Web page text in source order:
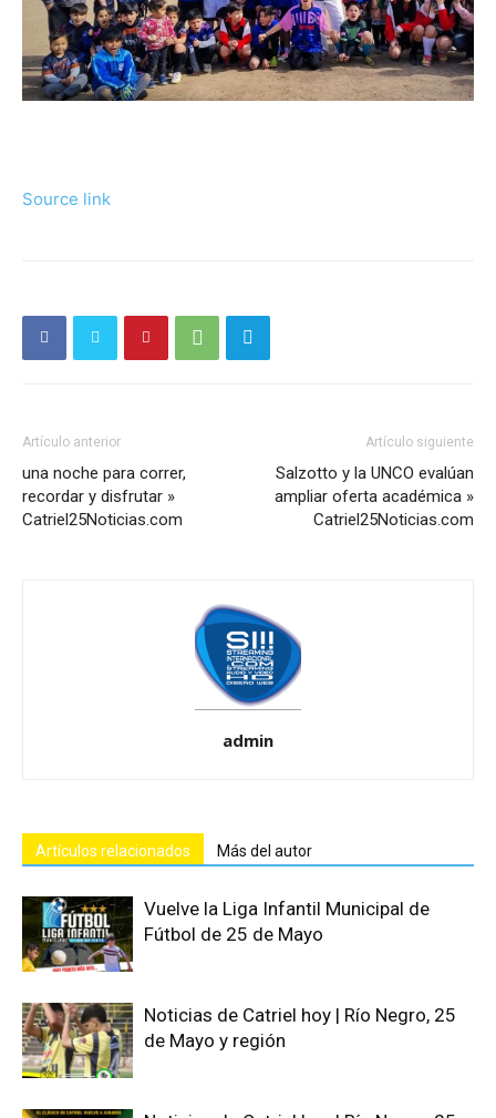
Source link
Artículo anterior
una noche para correr,
recordar y disfrutar »
Catriel25Noticias.com
Artículo siguiente
Salzotto y la UNCO evalúan
ampliar oferta académica »
Catriel25Noticias.com
admin
Artículos relacionados Más del autor
Vuelve la Liga Infantil Municipal de
Fútbol de 25 de Mayo
Noticias de Catriel hoy | Río Negro, 25
de Mayo y región